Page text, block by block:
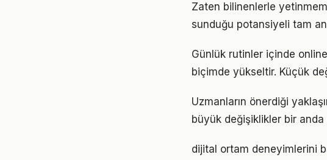
Zaten bilinenlerle
sunduğu potansiyeli tam
Günlük rutinler içinde
biçimde yükseltir. Küçük
Uzmanların önerdiği
büyük değişiklikler bir
dijital ortam deneyimlerini